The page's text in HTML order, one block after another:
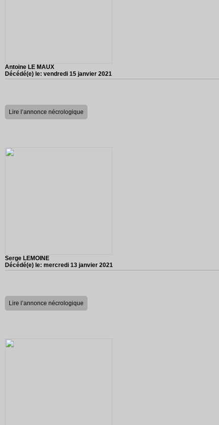
Antoine LE MAUX
Décédé(e) le: vendredi 15 janvier 2021
Lire l’annonce nécrologique
Serge LEMOINE
Décédé(e) le: mercredi 13 janvier 2021
Lire l’annonce nécrologique